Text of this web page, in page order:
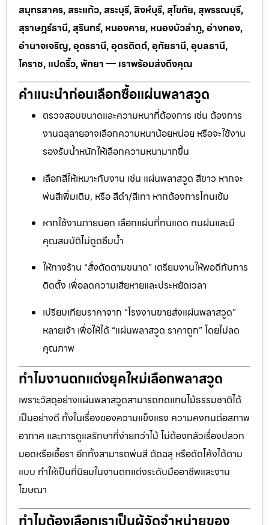
สมุทรสาคร, สระแก้ว, สระบุรี, สิงห์บุรี, สุโขทัย, สุพรรณบุรี,
สุราษฎร์ธานี, สุรินทร์, หนองคาย, หนองบัวลำภู, อ่างทอง,
อำนาจเจริญ, อุดรธานี, อุตรดิตถ์, อุทัยธานี, อุบลธานี,
โคราช, แปดริ้ว, พัทยา — เราพร้อมส่งถึงคุณ
คำแนะนำก่อนเลือกซื้อแผ่นพลาสวูด
ตรวจสอบขนาดและความหนาที่ต้องการ เช่น ต้องการ
งานฉลุลายอาจเลือกความหนาน้อยหน่อย หรือจะใช้งาน
รองรับน้ำหนักให้เลือกความหนามากขึ้น
เลือกสีให้เหมาะกับงาน เช่น แผ่นพลาสวูด สีขาว หากจะ
พ่นสีเพิ่มเติม, หรือ สีดำ/สีเทา หากต้องการโทนเข้ม
หากใช้งานภายนอก เลือกแผ่นที่ทนแดด ทนฝนและมี
คุณสมบัติไม่ดูดซึมน้ำ
ให้ทางร้าน “สั่งตัดตามขนาด” เตรียมงานให้พอดีกับการ
ติดตั้ง เพื่อลดความเสียหายและประหยัดเวลา
เปรียบเทียบราคาจาก “โรงงานขายส่งแผ่นพลาสวูด”
หลายเจ้า เพื่อให้ได้ “แผ่นพลาสวูด ราคาถูก” โดยไม่ลด
คุณภาพ
ทำไมงานตกแต่งยุคใหม่เลือกพลาสวูด
เพราะวัสดุอย่างแผ่นพลาสวูดสามารถทดแทนไม้ธรรมชาติได้
เป็นอย่างดี ทั้งในเรื่องของความแข็งแรง ความคงทนต่อสภาพ
อากาศ และการดูแลรักษาที่ง่ายกว่าไม้ ไม่ต้องกลัวเรื่องปลวก
มอดหรือเชื้อรา อีกทั้งสามารถพ่นสี ตัดฉลุ หรือดัดโค้งได้ตาม
แบบ ทำให้เป็นที่นิยมในงานตกแต่งระดับมืออาชีพและงาน
โฆษณา